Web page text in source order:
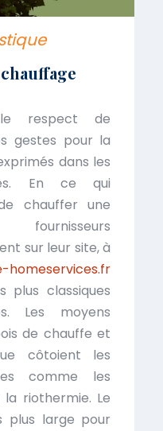
respect de
gestes pour la
dans les
En ce qui
chauffer une
sur leur site, à
homeservices.fr
plus classiques
Les moyens
de chauffe et
côtoient les
comme les
riothermie. Le
plus large pour